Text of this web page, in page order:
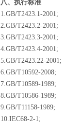
八、执行标准
1.GB/T2423.1-2001;
2.GB/T2423.2-2001;
3.GB/T2423.3-2001;
4.GB/T2423.4-2001;
5.GB/T2423.22-2001;
6.GB/T10592-2008;
7.GB/T10589-1989;
8.GB/T10586-1989;
9.GB/T11158-1989;
10.IEC68-2-1;